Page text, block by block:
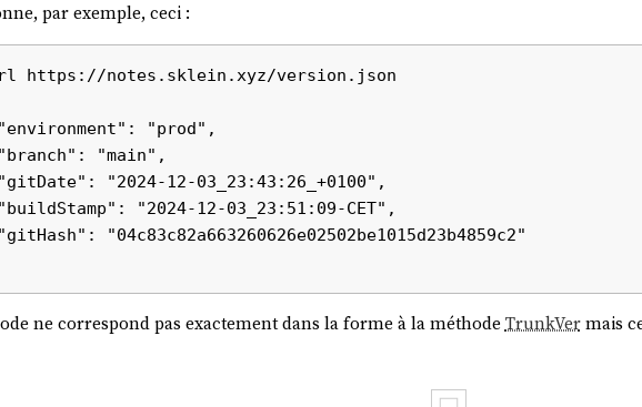
par exemple, ceci :
https://notes.sklein.xyz/version.json
ne correspond pas exactement dans la forme à la méthodeTrunkVermais